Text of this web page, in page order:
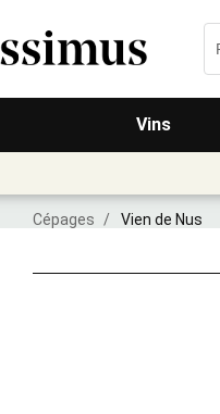
Vins
Cépages / Vien de Nus